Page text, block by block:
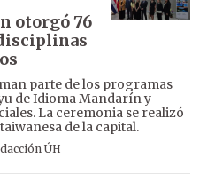
otorgó 76
parte de los programas
de Idioma Mandarín y
La ceremonia se realizó
de la capital.
ÚH